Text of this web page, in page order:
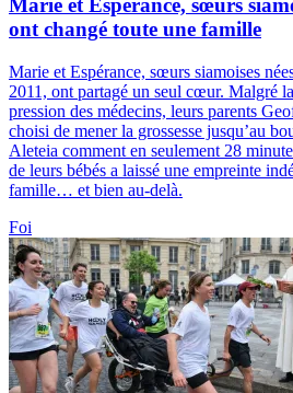
Marie et Espérance, sœurs
ont changé toute une famille
Marie et Espérance, sœurs siamoises
2011, ont partagé un seul cœur. Malgré
pression des médecins, leurs parents
choisi de mener la grossesse jusqu’au
Aleteia comment en seulement 28
de leurs bébés a laissé une empreinte
famille… et bien au-delà.
Foi